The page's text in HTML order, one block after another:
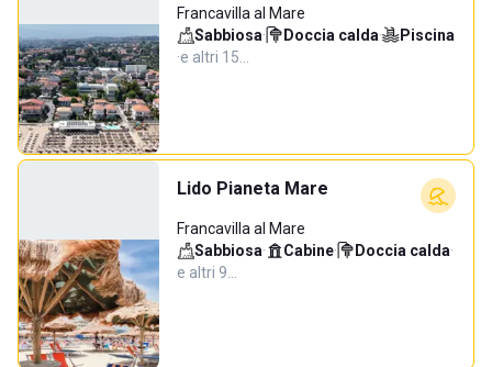
Francavilla al Mare
Sabbiosa· Doccia calda·
Piscina
·e altri 15…
Lido Pianeta Mare
Francavilla al Mare
Sabbiosa· Cabine· Doccia calda·
e altri 9…